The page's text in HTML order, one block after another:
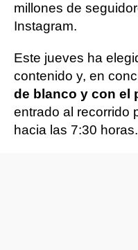
millones de
Instagram.
Este jueves ha
contenido y, en
de blanco y con el
entrado al recorrido
hacia las 7:30 horas.